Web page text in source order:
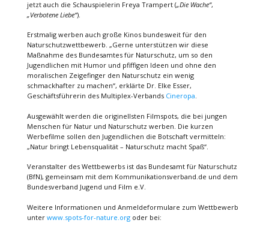
jetzt auch die Schauspielerin Freya Trampert („Die Wache“,
„Verbotene Liebe“).
Erstmalig werben auch große Kinos bundesweit für den
Naturschutzwettbewerb. „Gerne unterstützen wir diese
Maßnahme des Bundesamtes für Naturschutz, um so den
Jugendlichen mit Humor und pfiffigen Ideen und ohne den
moralischen Zeigefinger den Naturschutz ein wenig
schmackhafter zu machen“, erklärte Dr. Elke Esser,
Geschäftsführerin des Multiplex-Verbands Cineropa.
Ausgewählt werden die originellsten Filmspots, die bei jungen
Menschen für Natur und Naturschutz werben. Die kurzen
Werbefilme sollen den Jugendlichen die Botschaft vermitteln:
„Natur bringt Lebensqualität – Naturschutz macht Spaß“.
Veranstalter des Wettbewerbs ist das Bundesamt für Naturschutz
(BfN), gemeinsam mit dem Kommunikationsverband.de und dem
Bundesverband Jugend und Film e.V.
Weitere Informationen und Anmeldeformulare zum Wettbewerb
unter www.spots-for-nature.orgoder bei: